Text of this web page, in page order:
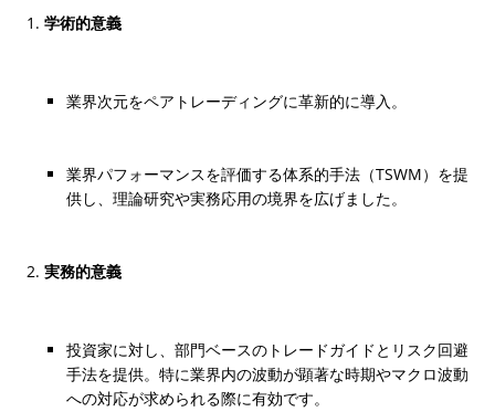
学術的意義
業界次元をペアトレーディングに革新的に導入。
業界パフォーマンスを評価する体系的手法（TSWM）を提
供し、理論研究や実務応用の境界を広げました。
実務的意義
投資家に対し、部門ベースのトレードガイドとリスク回避
手法を提供。特に業界内の波動が顕著な時期やマクロ波動
への対応が求められる際に有効です。